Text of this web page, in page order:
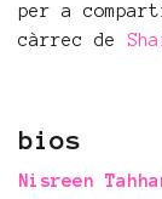
per a
càrrec de
bios
Nisreen